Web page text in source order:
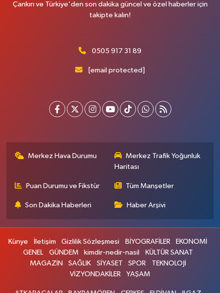
Çankırı ve Türkiye'den son dakika güncel ve özel haberler için
takipte kalın!
0505 917 31 89
[email protected]
Merkez Hava Durumu
Merkez Trafik Yoğunluk
Haritası
Puan Durumu ve Fikstür Tüm Manşetler
Son Dakika Haberleri Haber Arşivi
Künye İletişim Gizlilik Sözleşmesi BİYOGRAFİLER
EKONOMİ
GENEL
GÜNDEM kimdir-nedir-nasil
KÜLTÜR SANAT
MAGAZİN
SAĞLIK SİYASET SPOR
TEKNOLOJİ
VİZYONDAKİLER
YAŞAM